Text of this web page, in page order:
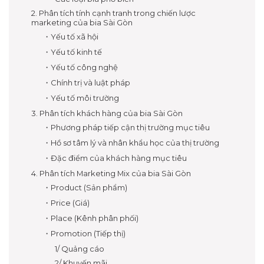
2. Phân tích tính cạnh tranh trong chiến lược
marketing của bia Sài Gòn
・Yếu tố xã hội
・Yếu tố kinh tế
・Yếu tố công nghệ
・Chính trị và luật pháp
・Yếu tố môi trường
3. Phân tích khách hàng của bia Sài Gòn
・Phương pháp tiếp cận thị trường mục tiêu
・Hồ sơ tâm lý và nhân khẩu học của thị trường
・Đặc điểm của khách hàng mục tiêu
4. Phân tích Marketing Mix của bia Sài Gòn
・Product (Sản phẩm)
・Price (Giá)
・Place (Kênh phân phối)
・Promotion (Tiếp thị)
1/ Quảng cáo